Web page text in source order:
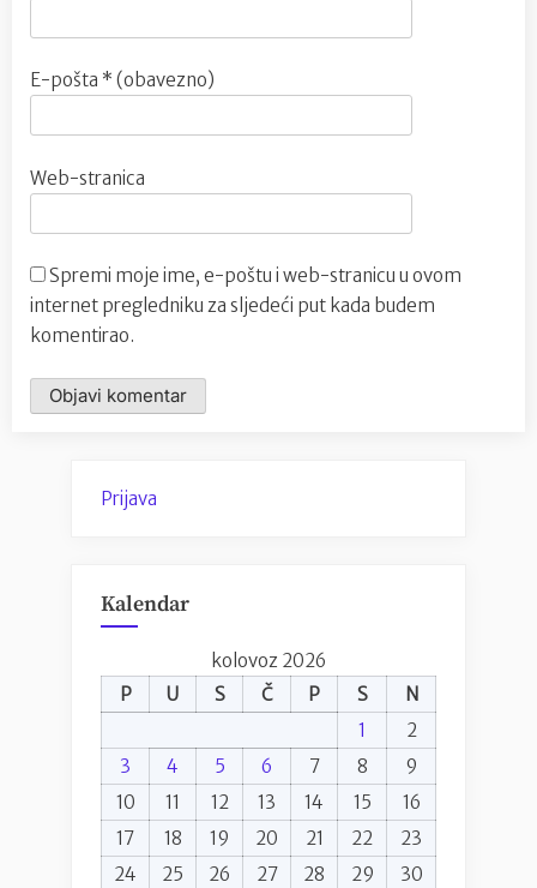
E-pošta * (obavezno)
Web-stranica
Spremi moje ime, e-poštu i web-stranicu u ovom
internet pregledniku za sljedeći put kada budem
komentirao.
Prijava
Kalendar
kolovoz 2026
P
U S Č P S
N
1
2
3
4 5 6 7 8
9
10
11 12 13 14 15
16
17
18 19 20 21 22
23
24
25 26 27 28 29
30